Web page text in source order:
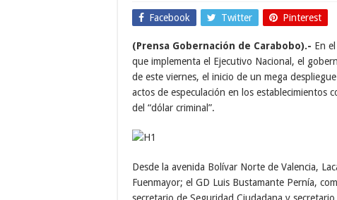
Facebook Twitter Pinterest
(Prensa Gobernación de Carabobo).- En
que implementa el Ejecutivo Nacional, el
de este viernes, el inicio de un mega
actos de especulación en los establecimientos
del “dólar criminal”.
Desde la avenida Bolívar Norte de Valencia,
Fuenmayor; el GD Luis Bustamante Pernía,
secretario de Seguridad Ciudadana y